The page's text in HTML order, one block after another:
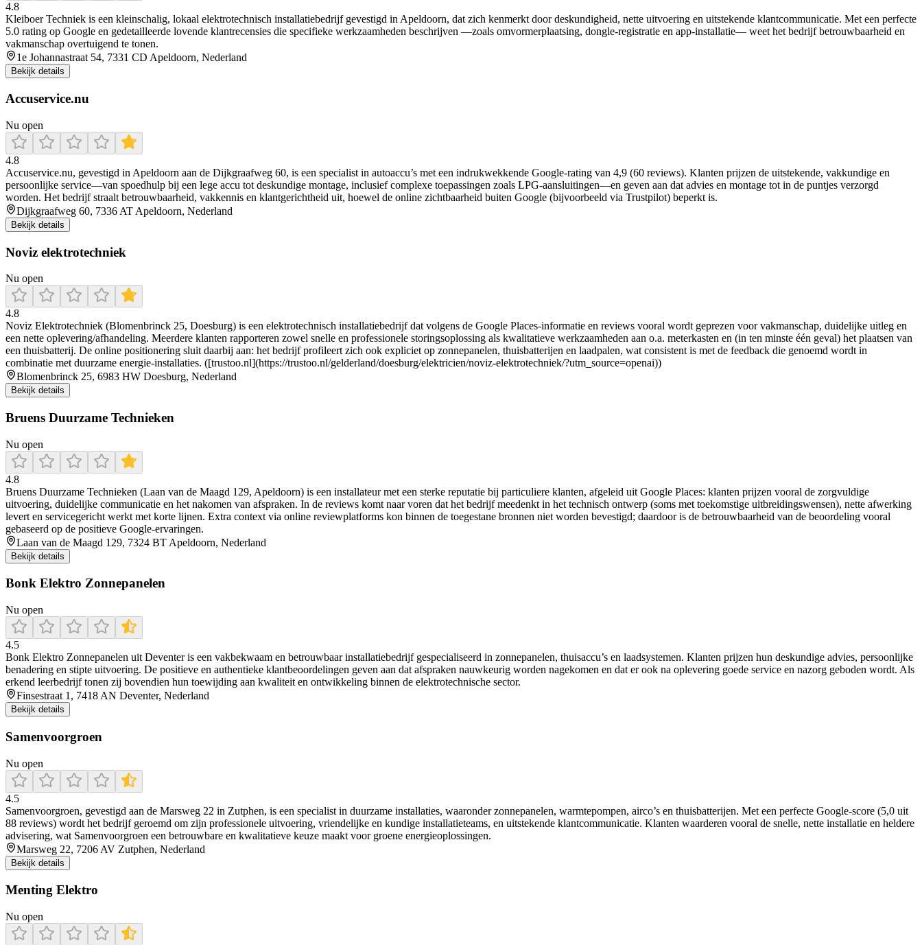
4.8
Kleiboer Techniek is een kleinschalig, lokaal elektrotechnisch installatiebedrijf gevestigd in Apeldoorn, dat zich kenmerkt door deskundigheid, nette uitvoering en uitstekende klantcommunicatie. Met een perfecte
5.0 rating op Google en gedetailleerde lovende klantrecensies die specifieke werkzaamheden beschrijven —zoals omvormerplaatsing, dongle-registratie en app‑installatie— weet het bedrijf betrouwbaarheid en
vakmanschap overtuigend te tonen.
1e Johannastraat 54, 7331 CD Apeldoorn, Nederland
Bekijk details
Accuservice.nu
Nu open
4.8
Accuservice.nu, gevestigd in Apeldoorn aan de Dijkgraafweg 60, is een specialist in autoaccu’s met een indrukwekkende Google-rating van 4,9 (60 reviews). Klanten prijzen de uitstekende, vakkundige en
persoonlijke service—van spoedhulp bij een lege accu tot deskundige montage, inclusief complexe toepassingen zoals LPG-aansluitingen—en geven aan dat advies en montage tot in de puntjes verzorgd
worden. Het bedrijf straalt betrouwbaarheid, vakkennis en klantgerichtheid uit, hoewel de online zichtbaarheid buiten Google (bijvoorbeeld via Trustpilot) beperkt is.
Dijkgraafweg 60, 7336 AT Apeldoorn, Nederland
Bekijk details
Noviz elektrotechniek
Nu open
4.8
Noviz Elektrotechniek (Blomenbrinck 25, Doesburg) is een elektrotechnisch installatiebedrijf dat volgens de Google Places-informatie en reviews vooral wordt geprezen voor vakmanschap, duidelijke uitleg en
een nette oplevering/afhandeling. Meerdere klanten rapporteren zowel snelle en professionele storingsoplossing als kwalitatieve werkzaamheden aan o.a. meterkasten en (in ten minste één geval) het plaatsen van
een thuisbatterij. De online positionering sluit daarbij aan: het bedrijf profileert zich ook expliciet op zonnepanelen, thuisbatterijen en laadpalen, wat consistent is met de feedback die genoemd wordt in
combinatie met duurzame energie-installaties. ([trustoo.nl](https://trustoo.nl/gelderland/doesburg/elektricien/noviz-elektrotechniek/?utm_source=openai))
Blomenbrinck 25, 6983 HW Doesburg, Nederland
Bekijk details
Bruens Duurzame Technieken
Nu open
4.8
Bruens Duurzame Technieken (Laan van de Maagd 129, Apeldoorn) is een installateur met een sterke reputatie bij particuliere klanten, afgeleid uit Google Places: klanten prijzen vooral de zorgvuldige
uitvoering, duidelijke communicatie en het nakomen van afspraken. In de reviews komt naar voren dat het bedrijf meedenkt in het technisch ontwerp (soms met toekomstige uitbreidingswensen), nette afwerking
levert en servicegericht werkt met korte lijnen. Extra context via online reviewplatforms kon binnen de toegestane bronnen niet worden bevestigd; daardoor is de betrouwbaarheid van de beoordeling vooral
gebaseerd op de positieve Google-ervaringen.
Laan van de Maagd 129, 7324 BT Apeldoorn, Nederland
Bekijk details
Bonk Elektro Zonnepanelen
Nu open
4.5
Bonk Elektro Zonnepanelen uit Deventer is een vakbekwaam en betrouwbaar installatiebedrijf gespecialiseerd in zonnepanelen, thuisaccu’s en laadsystemen. Klanten prijzen hun deskundige advies, persoonlijke
benadering en stipte uitvoering. De positieve en authentieke klantbeoordelingen geven aan dat afspraken nauwkeurig worden nagekomen en dat er ook na oplevering goede service en nazorg geboden wordt. Als
erkend leerbedrijf tonen zij bovendien hun toewijding aan kwaliteit en ontwikkeling binnen de elektrotechnische sector.
Finsestraat 1, 7418 AN Deventer, Nederland
Bekijk details
Samenvoorgroen
Nu open
4.5
Samenvoorgroen, gevestigd aan de Marsweg 22 in Zutphen, is een specialist in duurzame installaties, waaronder zonnepanelen, warmtepompen, airco’s en thuisbatterijen. Met een perfecte Google-score (5,0 uit
88 reviews) wordt het bedrijf geroemd om zijn professionele uitvoering, vriendelijke en kundige installatieteams, en uitstekende klantcommunicatie. Klanten waarderen vooral de snelle, nette installatie en heldere
advisering, wat Samenvoorgroen een betrouwbare en kwalitatieve keuze maakt voor groene energieoplossingen.
Marsweg 22, 7206 AV Zutphen, Nederland
Bekijk details
Menting Elektro
Nu open